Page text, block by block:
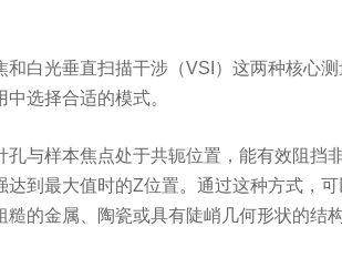
白光垂直扫描干涉（VSI）这两种核心
选择合适的模式。
与样本焦点处于共轭位置，能有效阻挡
到最大值时的Z位置。通过这种方式，
的金属、陶瓷或具有陡峭几何形状的结